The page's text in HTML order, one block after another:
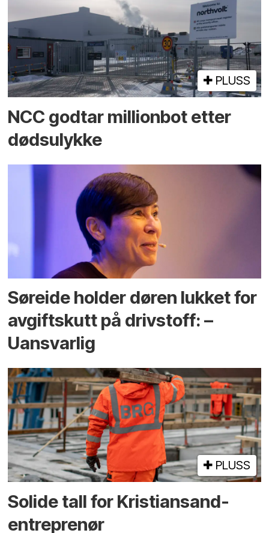
PLUSS
NCC godtar millionbot etter
dødsulykke
Søreide holder døren lukket for
avgiftskutt på drivstoff: –
Uansvarlig
PLUSS
Solide tall for Kristiansand-
entreprenør